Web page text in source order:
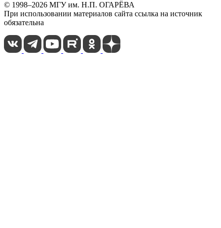
© 1998–2026 МГУ им. Н.П. ОГАРЁВА
При использовании материалов сайта ссылка на источник
обязательна